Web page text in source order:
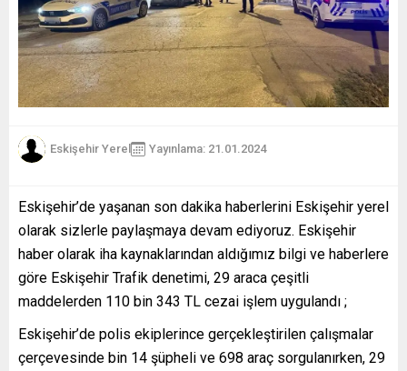
Eskişehir Yerel Yayınlama: 21.01.2024
Eskişehir’de yaşanan son dakika haberlerini Eskişehir yerel
olarak sizlerle paylaşmaya devam ediyoruz. Eskişehir
haber olarak iha kaynaklarından aldığımız bilgi ve haberlere
göre Eskişehir Trafik denetimi, 29 araca çeşitli
maddelerden 110 bin 343 TL cezai işlem uygulandı ;
Eskişehir’de polis ekiplerince gerçekleştirilen çalışmalar
çerçevesinde bin 14 şüpheli ve 698 araç sorgulanırken, 29